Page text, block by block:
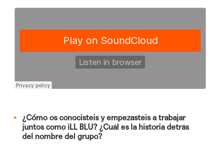
¿Cómo os conocisteis y empezasteis a trabajar
juntos como iLL BLU? ¿Cuál es la historia detrás
del nombre del grupo?